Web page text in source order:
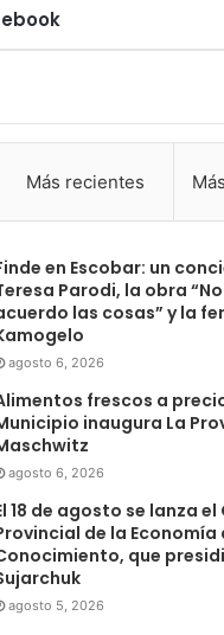
Más recientes
en Escobar: un
Parodi, la obra
las cosas” y la
agosto 6, 2026
frescos a
inaugura La
agosto 6, 2026
18 de agosto se lanza el
de la Economía
que
agosto 5, 2026